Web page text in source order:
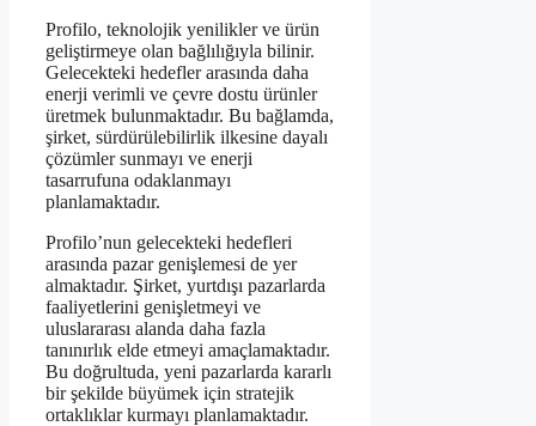
Profilo, teknolojik yenilikler ve ürün
geliştirmeye olan bağlılığıyla bilinir.
Gelecekteki hedefler arasında daha
enerji verimli ve çevre dostu ürünler
üretmek bulunmaktadır. Bu bağlamda,
şirket, sürdürülebilirlik ilkesine dayalı
çözümler sunmayı ve enerji
tasarrufuna odaklanmayı
planlamaktadır.
Profilo’nun gelecekteki hedefleri
arasında pazar genişlemesi de yer
almaktadır. Şirket, yurtdışı pazarlarda
faaliyetlerini genişletmeyi ve
uluslararası alanda daha fazla
tanınırlık elde etmeyi amaçlamaktadır.
Bu doğrultuda, yeni pazarlarda kararlı
bir şekilde büyümek için stratejik
ortaklıklar kurmayı planlamaktadır.